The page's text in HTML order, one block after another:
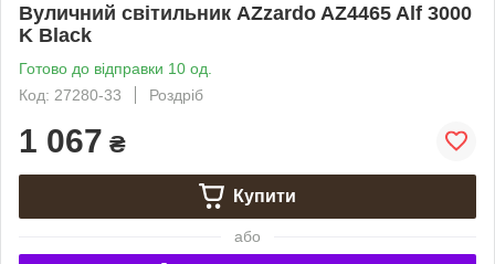
Вуличний світильник AZzardo AZ4465 Alf 3000
K Black
Готово до відправки 10 од.
Код: 27280-33
Роздріб
1 067 ₴
Купити
або